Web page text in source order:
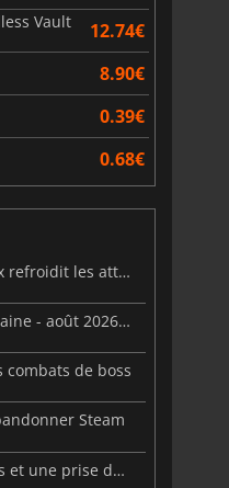
Vault 12.74€
8.90€
0.39€
0.68€
Steam Frame : une fuite sur le prix refroidit les attentes VR
Sorties de jeux vidéo de cette semaine - août 2026 (semaine 32)
combats de boss
Steam
Des cartes de logiciels malveillants et une prise de contrôle de Discord ont touché Meccha Chameleon